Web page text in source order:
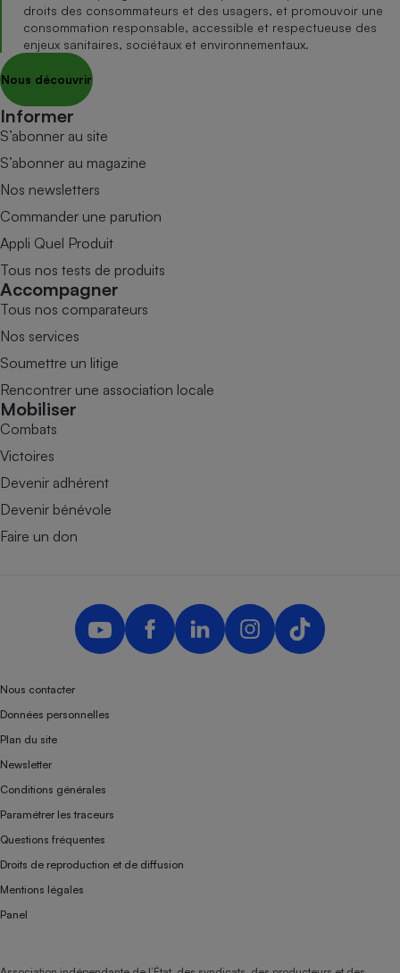
droits des consommateurs et des usagers, et promouvoir une
consommation responsable, accessible et respectueuse des
enjeux sanitaires, sociétaux et environnementaux.
Nous découvrir
Informer
S’abonner au site
S’abonner au magazine
Nos newsletters
Commander une parution
Appli Quel Produit
Tous nos tests de produits
Accompagner
Tous nos comparateurs
Nos services
Soumettre un litige
Rencontrer une association locale
Mobiliser
Combats
Victoires
Devenir adhérent
Devenir bénévole
Faire un don
Nous contacter
Données personnelles
Plan du site
Newsletter
Conditions générales
Paramétrer les traceurs
Questions fréquentes
Droits de reproduction et de diffusion
Mentions légales
Panel